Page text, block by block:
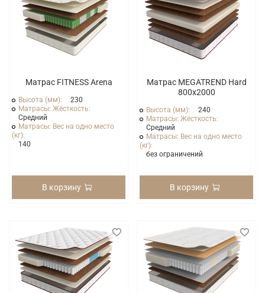
Матрас FITNESS Arena
Высота (мм):
230
Матрасы: Жёсткость:
Средний
Матрасы: Вес на одно место
(кг):
140
В корзину
Матрас MEGATREND Hard
800x2000
Высота (мм):
240
Матрасы: Жёсткость:
Средний
Матрасы: Вес на одно место
(кг):
без ограничений
В корзину